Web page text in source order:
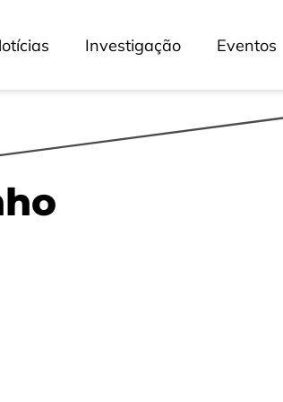
Investigação Eventos
Media e
Lusófona Nos Media